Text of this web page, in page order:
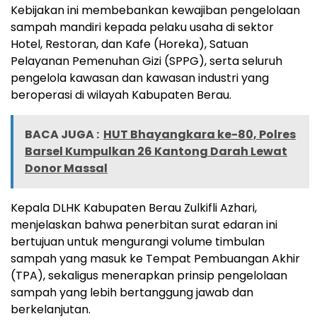
Kebijakan ini membebankan kewajiban pengelolaan
sampah mandiri kepada pelaku usaha di sektor
Hotel, Restoran, dan Kafe (Horeka), Satuan
Pelayanan Pemenuhan Gizi (SPPG), serta seluruh
pengelola kawasan dan kawasan industri yang
beroperasi di wilayah Kabupaten Berau.
BACA JUGA : HUT Bhayangkara ke-80, Polres
Barsel Kumpulkan 26 Kantong Darah Lewat
Donor Massal
Kepala DLHK Kabupaten Berau Zulkifli Azhari,
menjelaskan bahwa penerbitan surat edaran ini
bertujuan untuk mengurangi volume timbulan
sampah yang masuk ke Tempat Pembuangan Akhir
(TPA), sekaligus menerapkan prinsip pengelolaan
sampah yang lebih bertanggung jawab dan
berkelanjutan.